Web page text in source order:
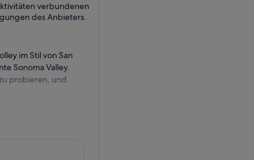
verbundenen
des Anbieters.
im Stil von San
Sonoma Valley.
probieren, und
Unterhalte dich